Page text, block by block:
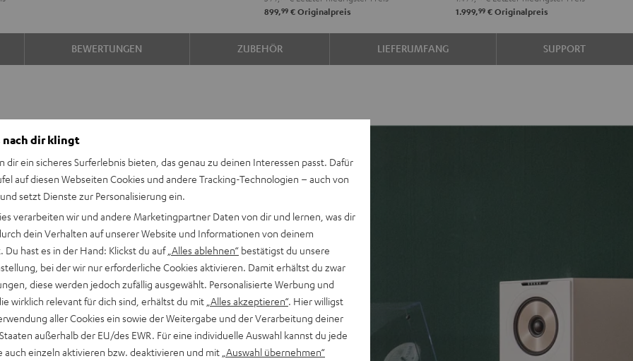
899,99 € Originalpreis 1.999,99 € Originalpreis
BEWERTUNGEN ZUBEHÖR LIEFERUMFANG SUPPORT
über WLAN mit grandioser
zusätzlicher Verstärker
Sound für jedes
Spotify Connect,
Auswahl von Musikapps,
nach dir klingt
dir ein sicheres Surferlebnis bieten, das genau zu deinen Interessen passt. Dafür
auf diesen Webseiten Cookies und andere Tracking-Technologien – auch von
setzt Dienste zur Personalisierung ein.
verarbeiten wir und andere Marketingpartner Daten von dir und lernen, was dir
dein Verhalten auf unserer Website und Informationen von deinem
Du hast es in der Hand: Klickst du auf „Alles ablehnen“ bestätigst du unsere
bei der wir nur erforderliche Cookies aktivieren. Damit erhältst du zwar
diese werden jedoch zufällig ausgewählt. Personalisierte Werbung und
wirklich relevant für dich sind, erhältst du mit „Alles akzeptieren“. Hier willigst
aller Cookies ein sowie der Weitergabe und der Verarbeitung deiner
außerhalb der EU/des EWR. Für eine individuelle Auswahl kannst du jede
auch einzeln aktivieren bzw. deaktivieren und mit „Auswahl übernehmen“